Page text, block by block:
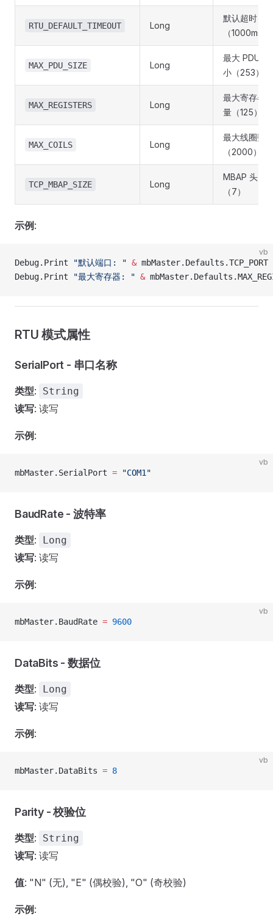
RTU_DEFAULT_TIMEOUT Long
默认超时
（1000ms）
MAX_PDU_SIZE Long
最大 PDU 大
小（253）
MAX_REGISTERS Long
最大寄存器
量（125）
MAX_COILS Long
最大线圈数
（2000）
TCP_MBAP_SIZE Long
MBAP 头大
（7）
示例 :
vb
Debug.Print "默认端口: " & mbMaster.Defaults.TCP_PORT
Debug.Print
"最大寄存器: " &
RTU 模式属性
SerialPort - 串口名称
类型: String
读写: 读写
示例 :
vb
mbMaster.SerialPort = "COM1"
BaudRate - 波特率
类型: Long
读写: 读写
示例 :
vb
mbMaster.BaudRate = 9600
DataBits - 数据位
类型: Long
读写: 读写
示例 :
vb
mbMaster.DataBits = 8
Parity - 校验位
类型: String
读写: 读写
值: "N" (无), "E" (偶校验), "O" (奇校验)
示例 :